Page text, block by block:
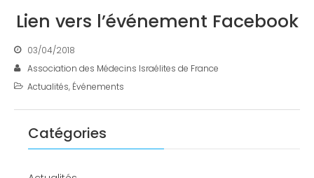
Lien vers l’événement Facebook
03/04/2018
Association des Médecins Israélites de France
Actualités, Événements
Catégories